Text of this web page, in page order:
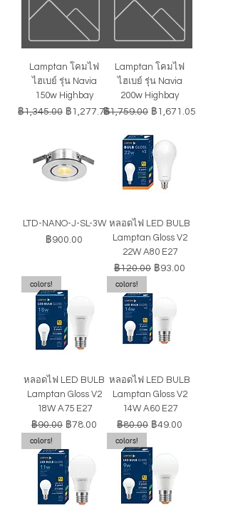
Lamptan โคมไฟ
ไฮเบย์ รุ่น Navia
150w Highbay
ราคาปกติ
฿1,345.00 ราคาขายลด
฿1,277.75
Lamptan โคมไฟ
ไฮเบย์ รุ่น Navia
200w Highbay
ราคาปกติ
฿1,759.00 ราคาขายลด
฿1,671.05
LTD-NANO-J-SL-3W
ราคา
฿900.00
หลอดไฟ LED BULB
Lamptan Gloss V2
22W A80 E27
ราคาปกติ
฿120.00 ราคาขายลด
฿93.00
colors!
หลอดไฟ LED BULB
Lamptan Gloss V2
18W A75 E27
ราคาปกติ
฿90.00 ราคาขายลด
฿78.00
colors!
หลอดไฟ LED BULB
Lamptan Gloss V2
14W A60 E27
ราคาปกติ
฿80.00 ราคาขายลด
฿49.00
colors!
colors!